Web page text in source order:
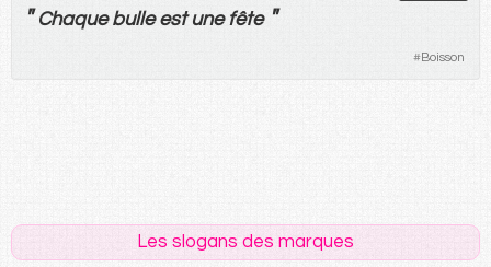
" Chaque bulle est une fête "
#Boisson
Les slogans des marques